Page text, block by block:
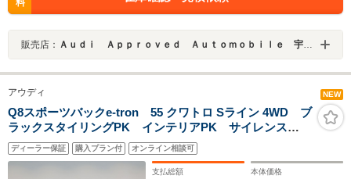
販売店： Ａｕｄｉ Ａｐｐｒｏｖｅｄ Ａｕｔｏｍｏｂｉｌｅ 宇都宮
アウディ NEW
Q8スポーツバックe-tron 55 クワトロ Sライン 4WD ブ
ラックスタイリングPK インテリアPK サイレンス
PK 認定中古車
ディーラー保証 購入プラン付 オンライン相談可
支払総額 本体価格